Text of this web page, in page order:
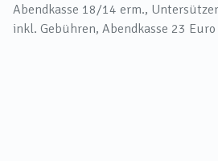
Abendkasse 18/14 erm.,
inkl. Gebühren, Abendkasse 23 Euro